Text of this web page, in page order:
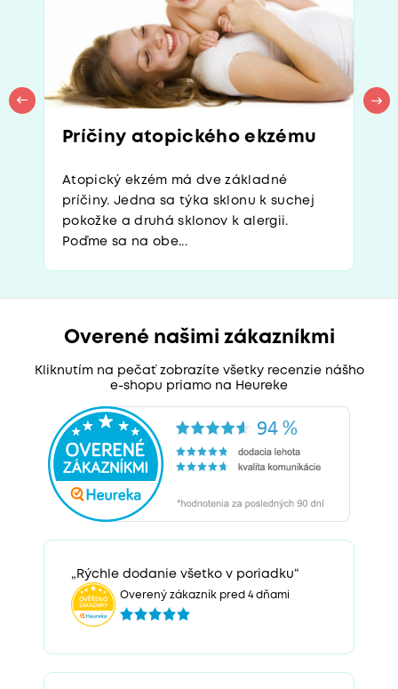
Príčiny atopického ekzému
Atopický ekzém má dve základné
príčiny. Jedna sa týka sklonu k suchej
pokožke a druhá sklonov k alergii.
Poďme sa na obe...
Overené našimi zákazníkmi
Kliknutím na pečať zobrazíte všetky recenzie nášho
e-shopu priamo na Heureke
„Rýchle dodanie všetko v poriadku“
Overený zákazník pred 4 dňami